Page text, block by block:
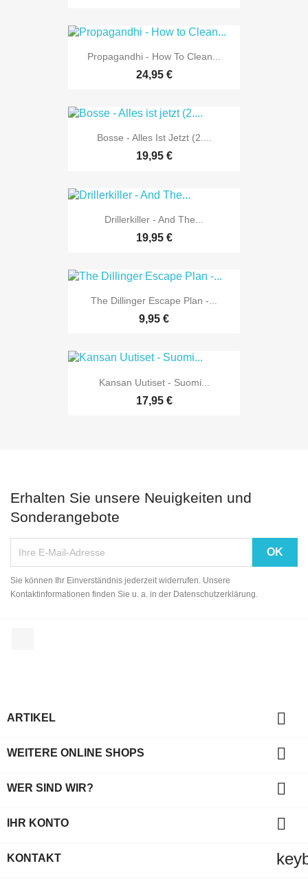
Propagandhi - How To Clean...
24,95 €
Bosse - Alles Ist Jetzt (2....
19,95 €
Drillerkiller - And The...
19,95 €
The Dillinger Escape Plan -...
9,95 €
Kansan Uutiset - Suomi...
17,95 €
Erhalten Sie unsere Neuigkeiten und
Sonderangebote
Sie können Ihr Einverständnis jederzeit widerrufen. Unsere
Kontaktinformationen finden Sie u. a. in der Datenschutzerklärung.
ARTIKEL 
WEITERE ONLINE SHOPS 
WER SIND WIR? 
IHR KONTO 
KONTAKT